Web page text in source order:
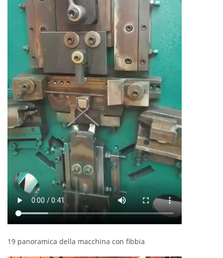
19 panoramica della macchina con fibbia